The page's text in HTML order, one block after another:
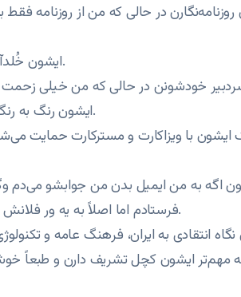
۴- ایشون خُلدآشیانن (یعنی تورنتو سکونت دارن) و من خلداکباتانم.
۶- ایشون رنگ به رنگ درگیری‌های کنونی دارن و من فقط با خودم درگیرم.
فرستادم اما اصلاً به یه ور فلانش (همون یه دکمه موسش) نگرفته و من بازم از رو نمی‌رم.